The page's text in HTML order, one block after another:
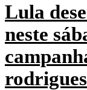
Lula
neste
rodrigues